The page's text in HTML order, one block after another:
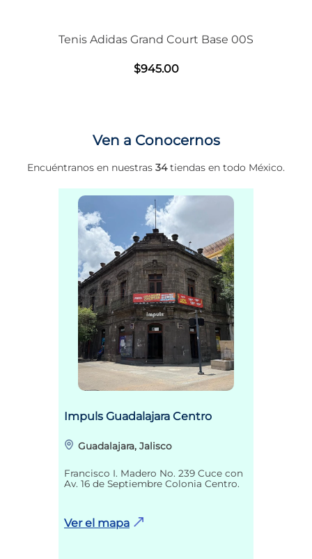
Tenis Adidas Grand Court Base 00S
$945.00
Ven a Conocernos
Encuéntranos en nuestras 34tiendas en todo México.
Impuls Guadalajara Centro
Guadalajara, Jalisco
Francisco I. Madero No. 239 Cuce con
Av. 16 de Septiembre Colonia Centro.
Ver el mapa